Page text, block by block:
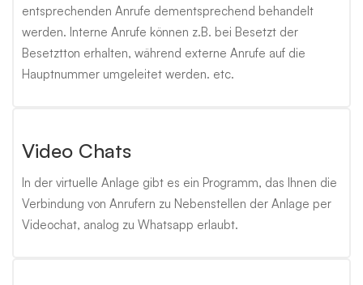
entsprechenden Anrufe dementsprechend behandelt
werden. Interne Anrufe können z.B. bei Besetzt der
Besetztton erhalten, während externe Anrufe auf die
Hauptnummer umgeleitet werden. etc.
Video Chats
In der virtuelle Anlage gibt es ein Programm, das Ihnen die
Verbindung von Anrufern zu Nebenstellen der Anlage per
Videochat, analog zu Whatsapp erlaubt.